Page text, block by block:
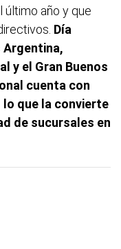
último año y que
Día
Argentina,
y el Gran Buenos
cuenta con
lo que la convierte
de sucursales en